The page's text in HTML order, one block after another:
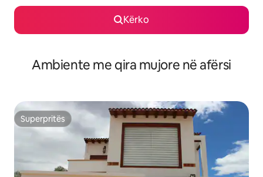
Kërko
Ambiente me qira mujore në afërsi
Superpritës
Superpritës